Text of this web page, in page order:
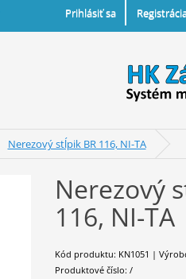
Prihlásiť sa
Nerezový stĺpik BR 116, NI-TA
Nerezový
116, NI-TA
Kód produktu: KN1051 |
Produktové číslo: /